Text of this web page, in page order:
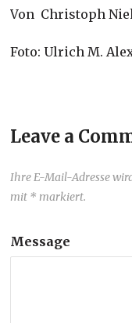
Von Christoph
Foto: Ulrich M.
Leave a
Ihre E-Mail-Adresse
mit * markiert.
Message